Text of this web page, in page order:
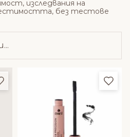
изследвания на
без тестове
в любими